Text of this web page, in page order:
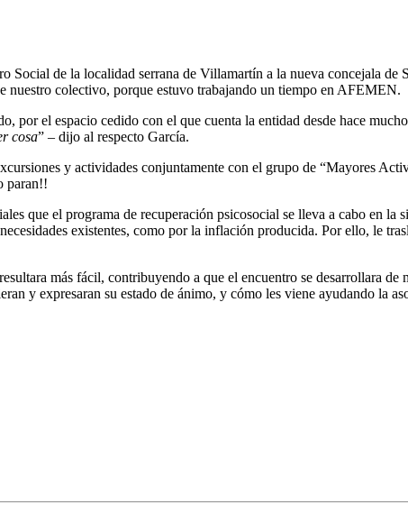
de la localidad serrana de Villamartín a la nueva concejala de
nuestro colectivo, porque estuvo trabajando un tiempo en AFEMEN.
el espacio cedido con el que cuenta la entidad desde hace
cosa” – dijo al respecto García.
y actividades conjuntamente con el grupo de “Mayores
paran!!
que el programa de recuperación psicosocial se lleva a cabo en la
existentes, como por la inflación producida. Por ello, le
más fácil, contribuyendo a que el encuentro se desarrollara
y expresaran su estado de ánimo, y cómo les viene ayudando la